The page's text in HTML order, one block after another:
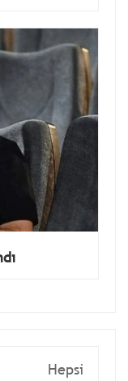
Hepsi